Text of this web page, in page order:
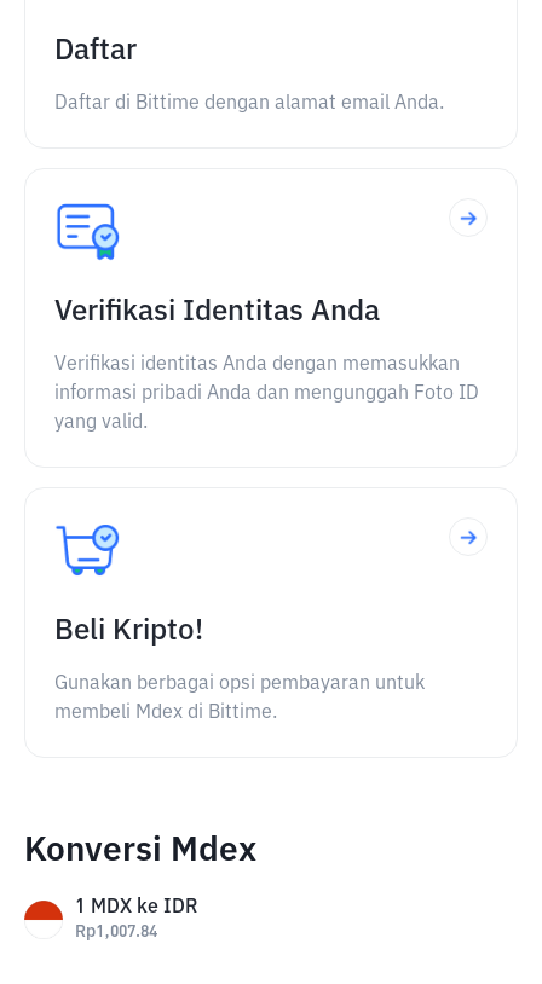
Daftar
Daftar di Bittime dengan alamat email Anda.
Verifikasi Identitas Anda
Verifikasi identitas Anda dengan memasukkan
informasi pribadi Anda dan mengunggah Foto ID
yang valid.
Beli Kripto!
Gunakan berbagai opsi pembayaran untuk
membeli Mdex di Bittime.
Konversi Mdex
1 MDX ke IDR
Rp1,007.84